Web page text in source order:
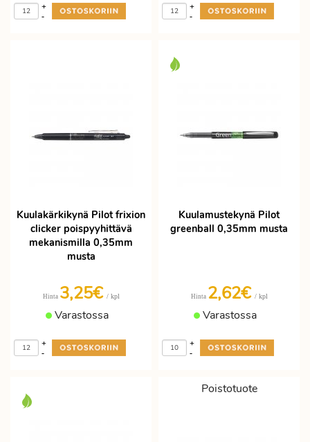
-
+
-
+
Kuulakärkikynä Pilot frixion
clicker poispyyhittävä
mekanismilla 0,35mm
musta
Hinta 3,25€ / kpl
Varastossa
-
+
Kuulamustekynä Pilot
greenball 0,35mm musta
Hinta 2,62€ / kpl
Varastossa
-
+
Poistotuote